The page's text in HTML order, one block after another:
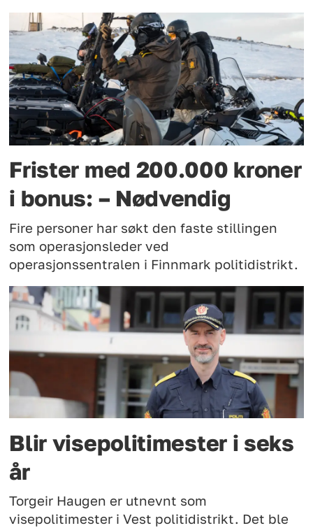
Frister med 200.000 kroner
i bonus: – Nødvendig
Fire personer har søkt den faste stillingen
som operasjonsleder ved
operasjonssentralen i Finnmark politidistrikt.
Blir visepolitimester i seks
år
Torgeir Haugen er utnevnt som
visepolitimester i Vest politidistrikt. Det ble